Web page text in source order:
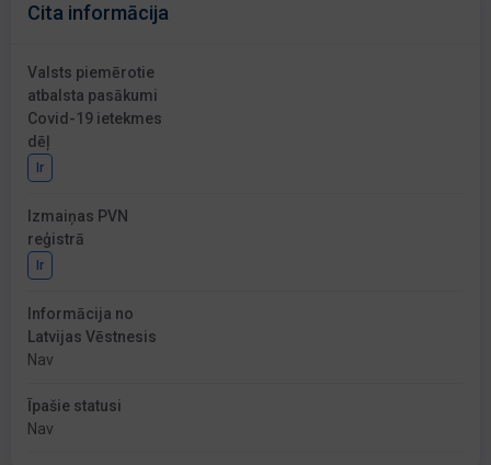
Cita informācija
Valsts piemērotie
atbalsta pasākumi
Covid-19 ietekmes
dēļ
Ir
Izmaiņas PVN
reģistrā
Ir
Informācija no
Latvijas Vēstnesis
Nav
Īpašie statusi
Nav